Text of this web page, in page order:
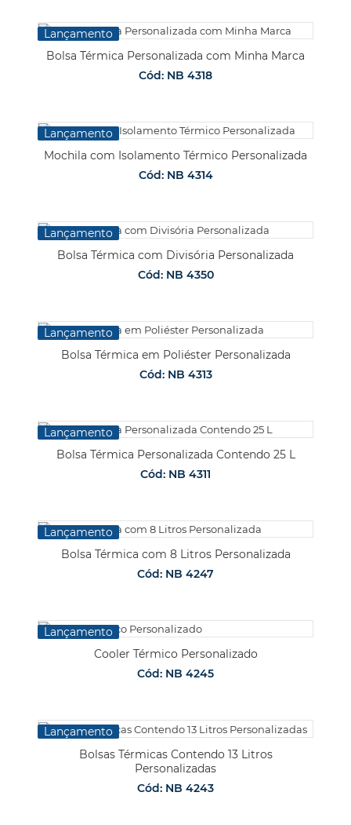
Lançamento
Bolsa Térmica Personalizada com Minha Marca
Cód: NB 4318
Lançamento
Mochila com Isolamento Térmico Personalizada
Cód: NB 4314
Lançamento
Bolsa Térmica com Divisória Personalizada
Cód: NB 4350
Lançamento
Bolsa Térmica em Poliéster Personalizada
Cód: NB 4313
Lançamento
Bolsa Térmica Personalizada Contendo 25 L
Cód: NB 4311
Lançamento
Bolsa Térmica com 8 Litros Personalizada
Cód: NB 4247
Lançamento
Cooler Térmico Personalizado
Cód: NB 4245
Lançamento
Bolsas Térmicas Contendo 13 Litros
Personalizadas
Cód: NB 4243